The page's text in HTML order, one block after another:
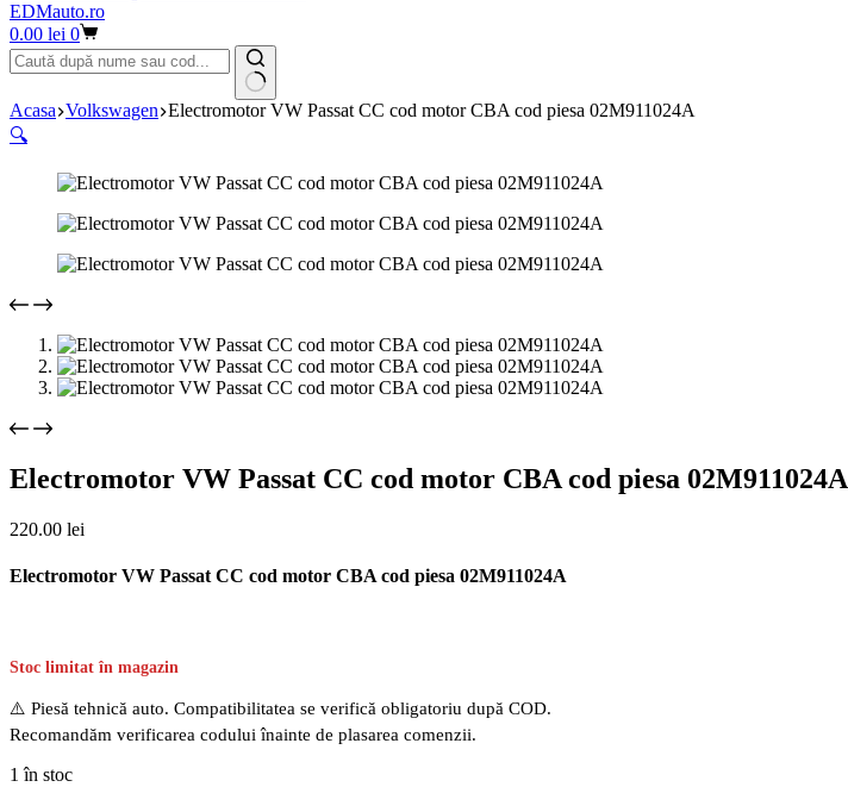
EDMauto.ro
Coș
de
cumpărături
0.00 lei 0
Niciun
rezultat
Acasa Volkswagen Electromotor VW Passat CC cod motor CBA cod piesa 02M911024A
🔍
Electromotor VW Passat CC cod motor CBA cod piesa 02M911024A
220.00 lei
Electromotor VW Passat CC cod motor CBA cod piesa 02M911024A
Stoc limitat în magazin
⚠️ Piesă tehnică auto. Compatibilitatea se verifică obligatoriu după COD.
Recomandăm verificarea codului înainte de plasarea comenzii.
1 în stoc